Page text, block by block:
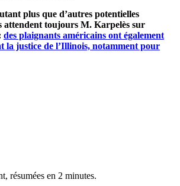
plus que d’autres potentielles
attendent toujours M. Karpelès sur
des plaignants américains ont également
la justice de l’Illinois, notamment pour
résumées en 2 minutes.